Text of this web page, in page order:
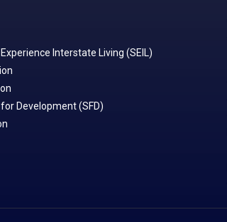
Interstate Living (SEIL)
Development (SFD)